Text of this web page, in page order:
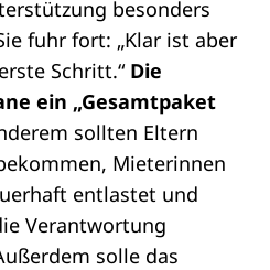
besonders
fuhr fort: „Klar ist aber
Schritt.“ Die
ein „Gesamtpaket
sollten Eltern
Mieterinnen
entlastet und
Verantwortung
solle das